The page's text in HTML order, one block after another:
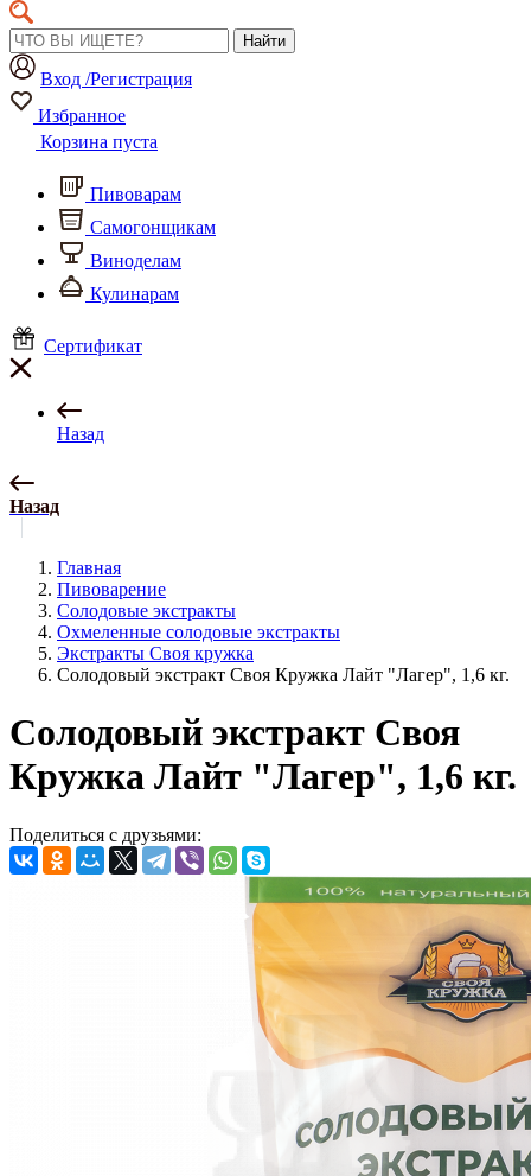
Найти
Вход /Регистрация
Избранное
Корзина пуста
Пивоварам
Самогонщикам
Виноделам
Кулинарам
Сертификат
Назад
Назад
Главная
Пивоварение
Солодовые экстракты
Охмеленные солодовые экстракты
Экстракты Своя кружка
Солодовый экстракт Своя Кружка Лайт "Лагер", 1,6 кг.
Солодовый экстракт Своя
Кружка Лайт "Лагер", 1,6 кг.
Поделиться с друзьями: